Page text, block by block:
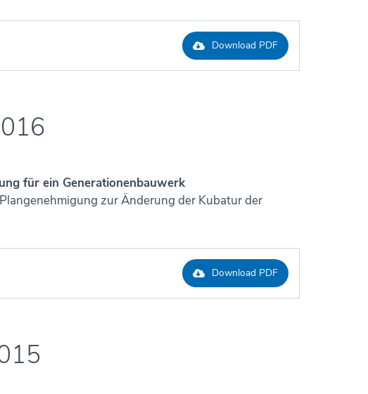
Download PDF
für ein Generationenbauwerk
zur Änderung der Kubatur der
Download PDF